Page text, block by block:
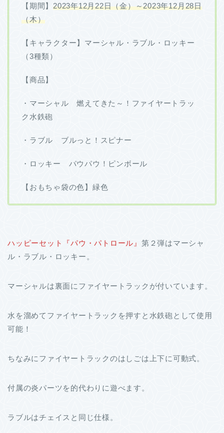
【期間】2023年12月22日（金）～2023年12月28日
（木）
【キャラクター】マーシャル・ラブル・ロッキー
（3種類）
【商品】
・マーシャル 燃えてきた～！ファイヤートラッ
ク水鉄砲
・ラブル ブルっと！スピナー
・ロッキー パウパウ！ピンボール
【おもちゃ袋の色】緑色
ハッピーセット『パウ・パトロール』 第２弾はマーシャ
ル・ラブル・ロッキー。
マーシャルは裏面にファイヤートラックが付いています。
水を溜めてファイヤートラックを押すと水鉄砲として使用
可能！
ちなみにファイヤートラックのはしごは上下に可動式。
付属の炎パーツを的代わりに遊べます。
ラブルはチェイスと同じ仕様。